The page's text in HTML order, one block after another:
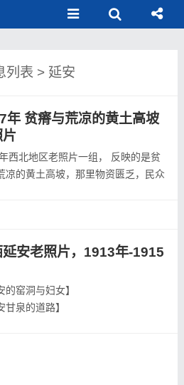
列表 > 延安
年 贫瘠与荒凉的黄土高坡
西北地区老照片一组， 反映的是贫
凉的黄土高坡，那里物资匮乏，民众
住在中国长达十年之久。时任瑞士新
新闻社记者瓦尔特&middot;博斯哈特
1938年和1947年两次来到延安和解
...
延安老照片，1913年-1915
的窑洞与妇女】
甘泉的道路】